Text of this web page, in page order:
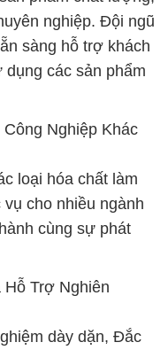
nghiệp. Đội ngũ
sàng hỗ trợ khách
dụng các sản phẩm
Nghiệp Khác
loại hóa chất làm
cho nhiều ngành
cùng sự phát
Hỗ Trợ Nghiên
dày dặn, Đắc